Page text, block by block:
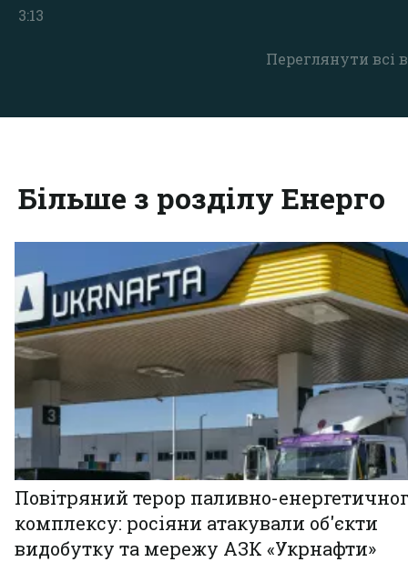
Переглянути всі
3:13
Більше з розділу Енерго
Повітряний терор паливно-
комплексу: росіяни атакували об'єкти
видобутку та мережу АЗК «Укрнафти»